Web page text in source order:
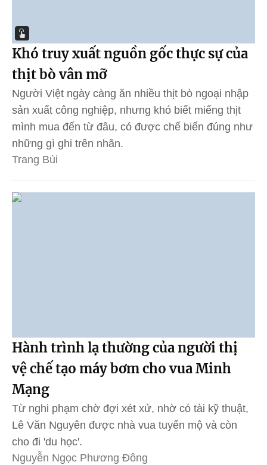
Khó truy xuất nguồn gốc thực sự của
thịt bò vân mỡ
Người Việt ngày càng ăn nhiều thịt bò ngoại nhập
sản xuất công nghiệp, nhưng khó biết miếng thịt
mình mua đến từ đâu, có được chế biến đúng như
những gì ghi trên nhãn.
Trang Bùi
Hành trình lạ thường của người thị
vệ chế tạo máy bơm cho vua Minh
Mạng
Từ nghi phạm chờ đợi xét xử, nhờ có tài kỹ thuật,
Lê Văn Nguyên được nhà vua tuyển mộ và còn
cho đi 'du học'.
Nguyễn Ngọc Phương Đông